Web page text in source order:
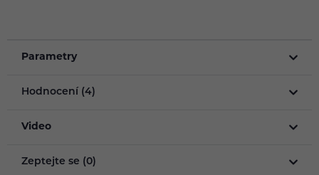
Parametry
Hodnocení (4)
Video
Zeptejte se (0)